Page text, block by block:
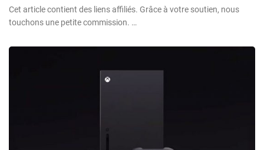
Cet article contient des liens affiliés. Grâce à votre soutien, nous
touchons une petite commission. …